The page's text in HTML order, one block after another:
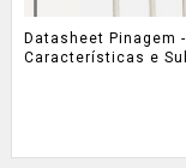
Datasheet Pinagem
Características e